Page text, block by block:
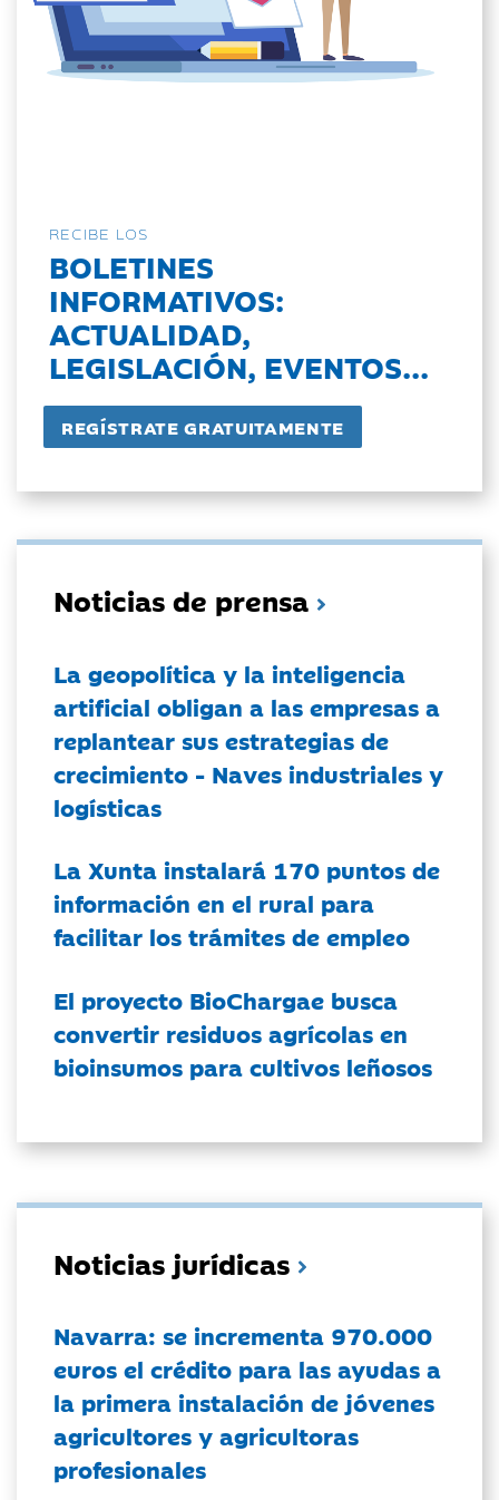
RECIBE LOS
BOLETINES
INFORMATIVOS:
ACTUALIDAD,
LEGISLACIÓN, EVENTOS...
Noticias de prensa
La geopolítica y la inteligencia
artificial obligan a las empresas a
replantear sus estrategias de
crecimiento - Naves industriales y
logísticas
La Xunta instalará 170 puntos de
información en el rural para
facilitar los trámites de empleo
El proyecto BioChargae busca
convertir residuos agrícolas en
bioinsumos para cultivos leñosos
Noticias jurídicas
Navarra: se incrementa 970.000
euros el crédito para las ayudas a
la primera instalación de jóvenes
agricultores y agricultoras
profesionales